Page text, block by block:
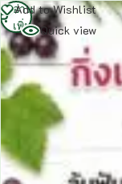
Add to Wishlist
Quick view
อ่าน
เพิ่ม